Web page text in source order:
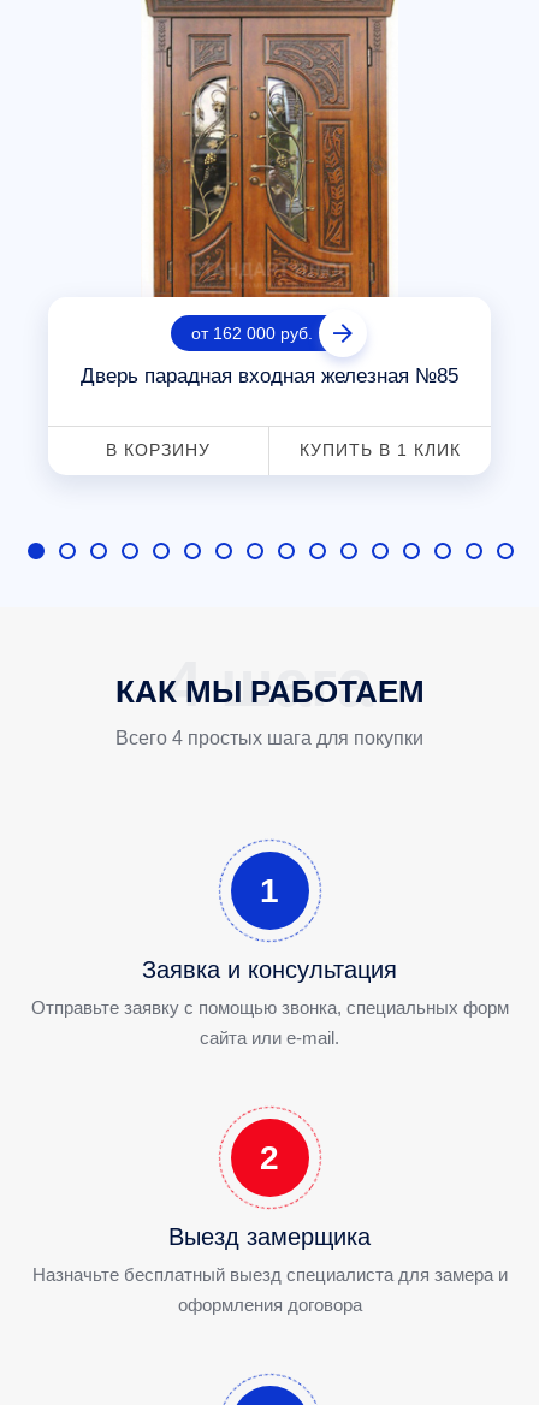
от 162 000 руб.
Дверь парадная входная железная №85
В КОРЗИНУ КУПИТЬ В 1 КЛИК
КАК МЫ РАБОТАЕМ
Всего 4 простых шага для покупки
1
Заявка и консультация
Отправьте заявку с помощью звонка, специальных форм
сайта или e-mail.
2
Выезд замерщика
Назначьте бесплатный выезд специалиста для замера и
оформления договора